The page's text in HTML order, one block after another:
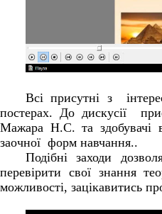
Всі присутні з
постерах. До дискусії
Мажара Н.С. та здобувачі
заочної форм навчання..
Подібні заходи
перевірити свої знання
можливості, зацікавитись